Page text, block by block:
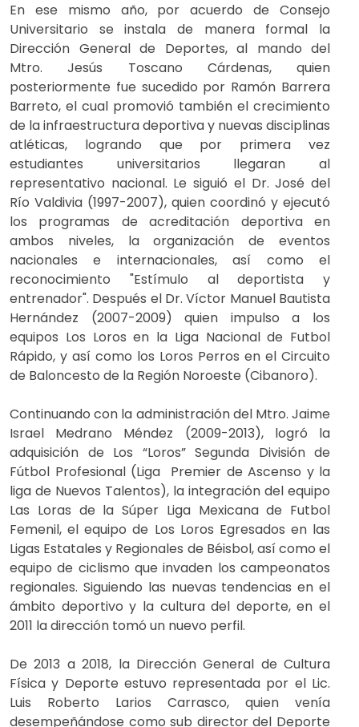
En ese mismo año, por acuerdo de Consejo
Universitario se instala de manera formal la
Dirección General de Deportes, al mando del
Mtro. Jesús Toscano Cárdenas, quien
posteriormente fue sucedido por Ramón Barrera
Barreto, el cual promovió también el crecimiento
de la infraestructura deportiva y nuevas disciplinas
atléticas, logrando que por primera vez
estudiantes universitarios llegaran al
representativo nacional. Le siguió el Dr. José del
Río Valdivia (1997-2007), quien coordinó y ejecutó
los programas de acreditación deportiva en
ambos niveles, la organización de eventos
nacionales e internacionales, así como el
reconocimiento "Estímulo al deportista y
entrenador". Después el Dr. Víctor Manuel Bautista
Hernández (2007-2009) quien impulso a los
equipos Los Loros en la Liga Nacional de Futbol
Rápido, y así como los Loros Perros en el Circuito
de Baloncesto de la Región Noroeste (Cibanoro).
Continuando con la administración del Mtro. Jaime
Israel Medrano Méndez (2009-2013), logró la
adquisición de Los “Loros” Segunda División de
Fútbol Profesional (Liga Premier de Ascenso y la
liga de Nuevos Talentos), la integración del equipo
Las Loras de la Súper Liga Mexicana de Futbol
Femenil, el equipo de Los Loros Egresados en las
Ligas Estatales y Regionales de Béisbol, así como el
equipo de ciclismo que invaden los campeonatos
regionales. Siguiendo las nuevas tendencias en el
ámbito deportivo y la cultura del deporte, en el
2011 la dirección tomó un nuevo perfil.
De 2013 a 2018, la Dirección General de Cultura
Física y Deporte estuvo representada por el Lic.
Luis Roberto Larios Carrasco, quien venía
desempeñándose como sub director del Deporte